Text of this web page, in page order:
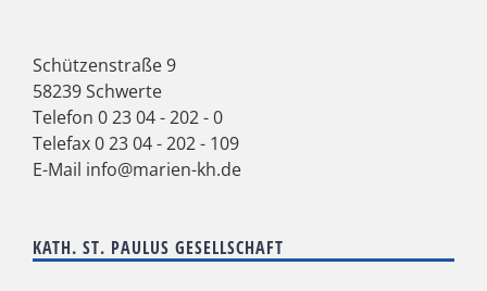
Schützenstraße 9
58239 Schwerte
Telefon 0 23 04 - 202 - 0
Telefax 0 23 04 - 202 - 109
E-Mail info@marien-kh.de
KATH. ST. PAULUS GESELLSCHAFT